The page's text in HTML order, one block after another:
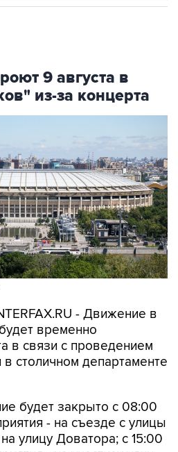
9 августа в
из-за концерта
- Движение в
временно
в связи с проведением
столичном департаменте
будет закрыто с 08:00
- на съезде с улицы
улицу Доватора; с 15:00